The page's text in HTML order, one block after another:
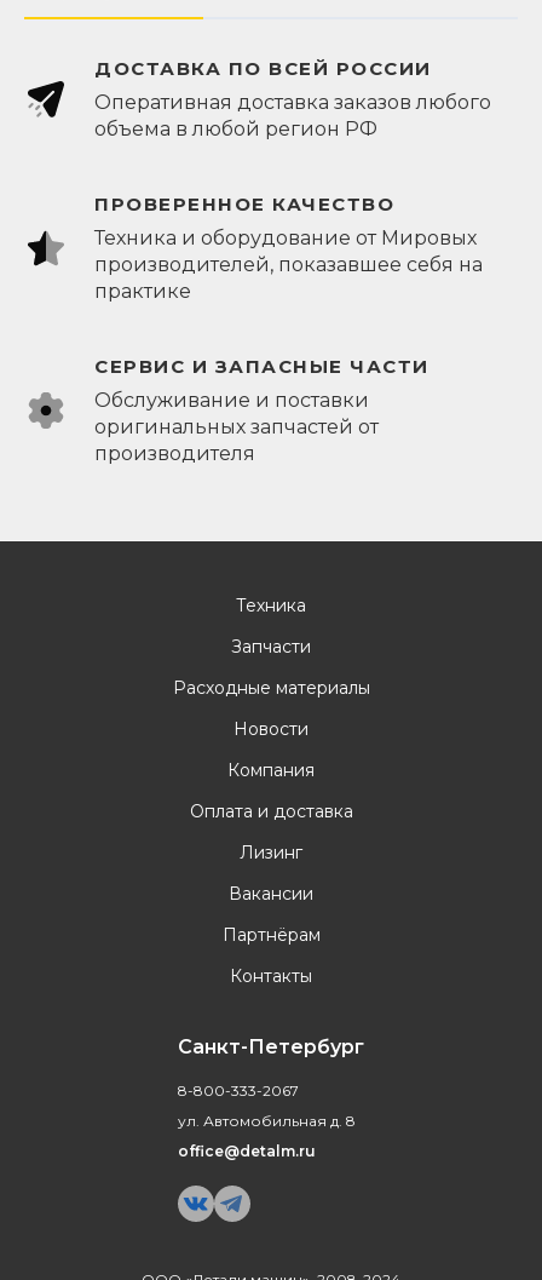
ДОСТАВКА ПО ВСЕЙ РОССИИ
Оперативная доставка заказов любого
объема в любой регион РФ
ПРОВЕРЕННОЕ КАЧЕСТВО
Техника и оборудование от Мировых
производителей, показавшее себя на
практике
СЕРВИС И ЗАПАСНЫЕ ЧАСТИ
Обслуживание и поставки
оригинальных запчастей от
производителя
Техника
Запчасти
Расходные материалы
Новости
Компания
Оплата и доставка
Лизинг
Вакансии
Партнёрам
Контакты
Санкт-Петербург
8-800-333-2067
ул. Автомобильная д. 8
office@detalm.ru